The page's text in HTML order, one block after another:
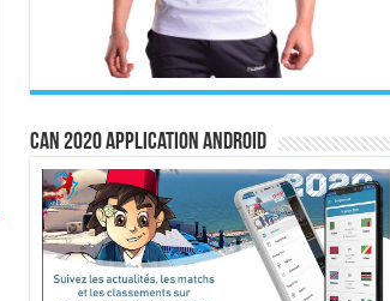
CAN 2020 Application Android